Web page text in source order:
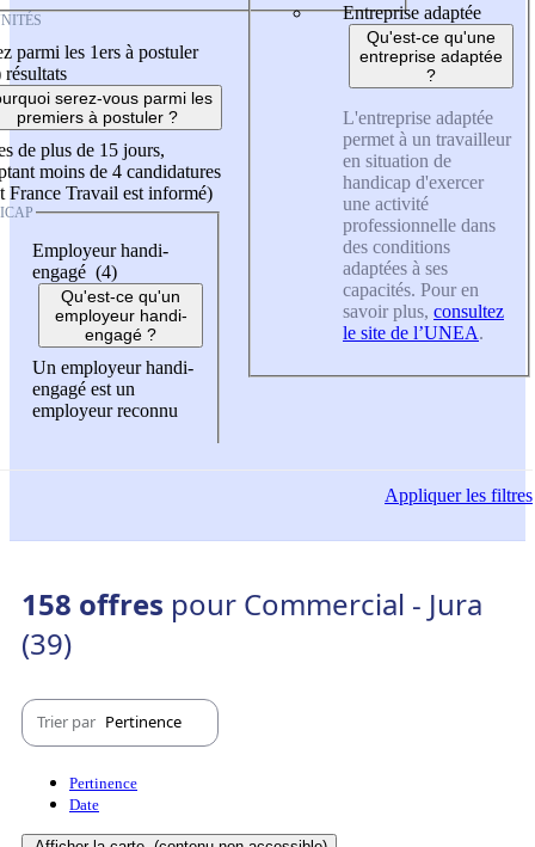
parmi les 1ers à postuler
résultats
serez-vous parmi les
premiers à postuler ?
de plus de 15 jours,
moins de 4 candidatures
France Travail est informé)
Employeur handi-
engagé (4)
Qu'est-ce qu'un
employeur handi-
engagé ?
Un employeur handi-
engagé est un
employeur reconnu
Entreprise adaptée
Qu'est-ce qu'une
entreprise adaptée
?
L'entreprise adaptée
permet à un travailleur
en situation de
handicap d'exercer
une activité
professionnelle dans
des conditions
adaptées à ses
capacités. Pour en
savoir plus, consultez
le site de l’UNEA.
Appliquerles filtres
158 offres pour Commercial - Jura
(39)
Trier par Pertinence
Pertinence
Date